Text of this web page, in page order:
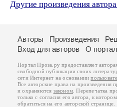
Другие произведения
Авторы Произведения
Вход для авторов
О
Портал Проза.ру предоставляет
свободной публикации своих
сети Интернет на основании
Все авторские права на произведения
и охраняются законом . Перепечатка
только с согласия его автора, к
обратиться на его авторской странице.